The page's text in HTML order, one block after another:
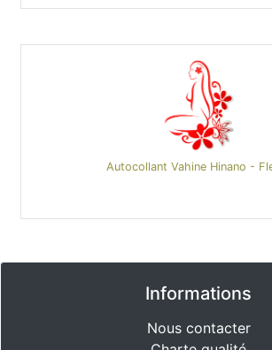
Autocollant Vahine Hinano -
Informations
Nous contacter